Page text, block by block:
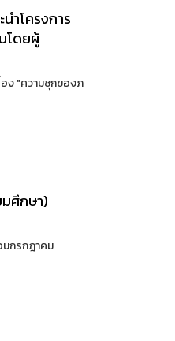
ำโครงการ
โดยผู้
ง "ความชุกของภ
ศึกษา)
นกรกฎาคม